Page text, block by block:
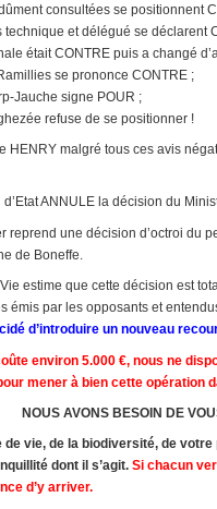
consultées se positionnent
et délégué se déclarent
était CONTRE puis a changé
se prononce CONTRE ;
Jauche signe POUR ;
refuse de se positionner !
HENRY malgré tous ces avis
ANNULE la décision du
reprend une décision d’octroi du
de Boneffe.
estime que cette décision est
émis par les opposants et
d’introduire un nouveau
environ 5.000 €, nous ne
mener à bien cette opération
NOUS AVONS BESOIN DE
de vie, de la biodiversité, de
dont il s’agit. Si chacun
d’y arriver.